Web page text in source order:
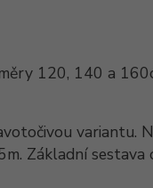
120, 140 a
variantu.
Základní